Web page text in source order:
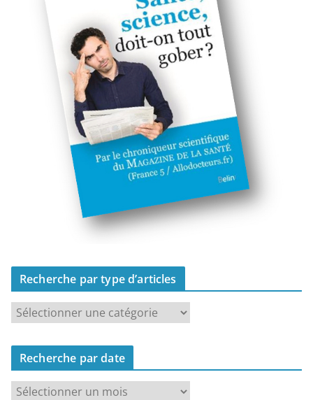
Recherche par type d’articles
c
e
Recherche par date